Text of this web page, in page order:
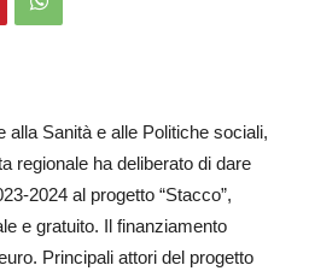
alla Sanità e alle Politiche sociali,
regionale ha deliberato di dare
2024 al progetto “Stacco”,
e gratuito. Il finanziamento
Principali attori del progetto